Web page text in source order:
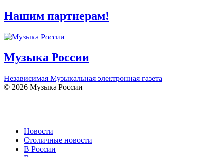
Нашим партнерам!
Музыка России
Независимая Музыкальная электронная газета
© 2026 Музыка России
Новости
Столичные новости
В России